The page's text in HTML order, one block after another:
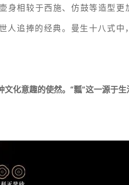
相较于西施、仿鼓等造型更
追捧的经典。曼生十八式
化意趣的使然。“瓢”这一源于